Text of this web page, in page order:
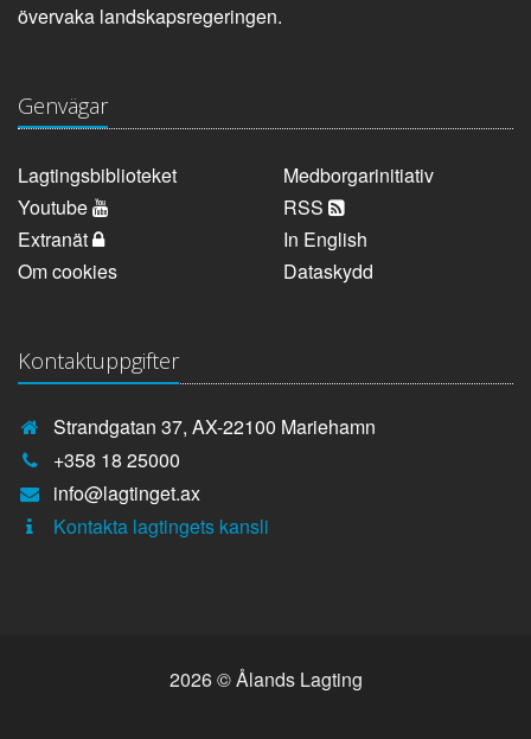
övervaka landskapsregeringen.
Genvägar
Lagtingsbiblioteket
Medborgarinitiativ
Youtube
RSS
Extranät
In English
Om cookies
Dataskydd
Kontaktuppgifter
Strandgatan 37, AX-22100 Mariehamn
Telefonnummer:
+358 18 25000
E-
post:
info@lagtinget.ax
Fler:
Kontakta lagtingets kansli
2026 © Ålands Lagting